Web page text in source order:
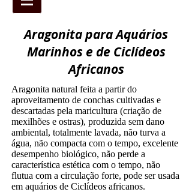
Aragonita para Aquários
Marinhos e de Ciclídeos
Africanos
Aragonita natural feita a partir do
aproveitamento de conchas cultivadas e
descartadas pela maricultura (criação de
mexilhões e ostras), produzida sem dano
ambiental, totalmente lavada, não turva a
água, não compacta com o tempo, excelente
desempenho biológico, não perde a
característica estética com o tempo, não
flutua com a circulação forte, pode ser usada
em aquários de Ciclídeos africanos.